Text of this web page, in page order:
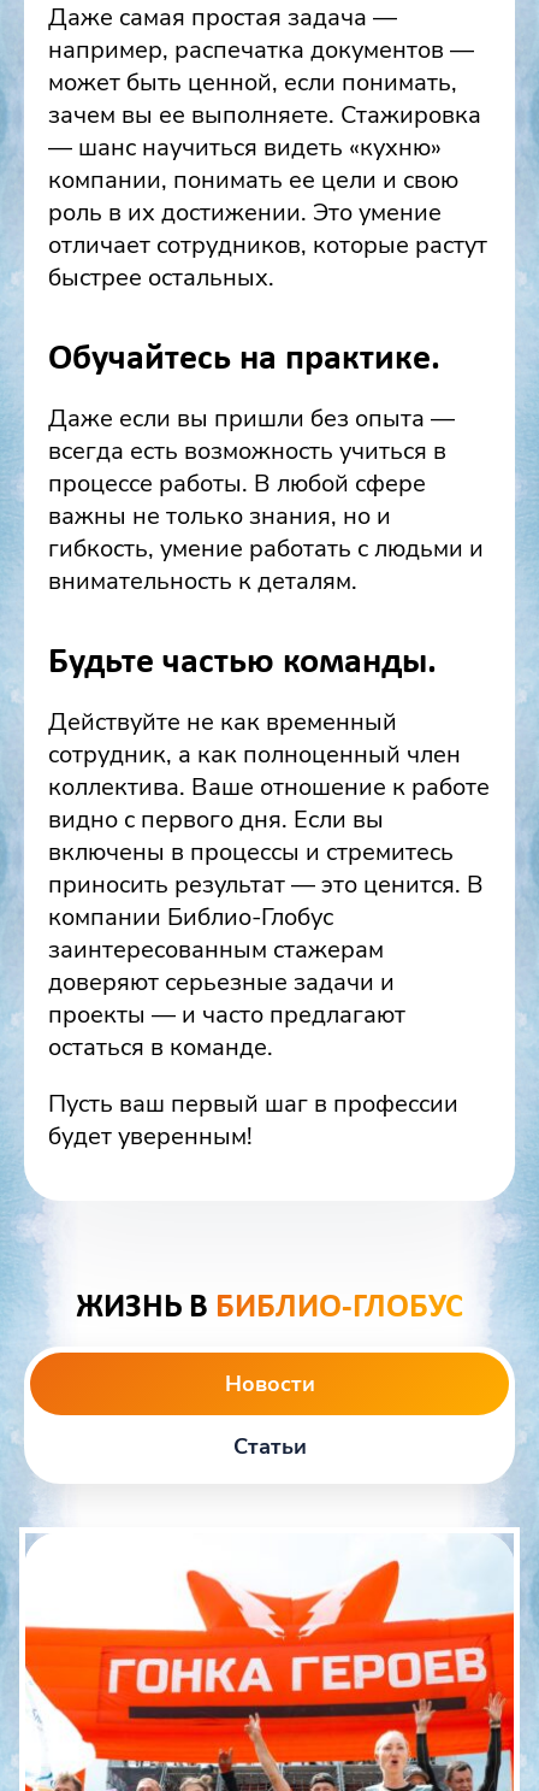
Даже самая простая задача —
например, распечатка документов —
может быть ценной, если понимать,
зачем вы ее выполняете. Стажировка
— шанс научиться видеть «кухню»
компании, понимать ее цели и свою
роль в их достижении. Это умение
отличает сотрудников, которые растут
быстрее остальных.
Обучайтесь на практике.
Даже если вы пришли без опыта —
всегда есть возможность учиться в
процессе работы. В любой сфере
важны не только знания, но и
гибкость, умение работать с людьми и
внимательность к деталям.
Будьте частью команды.
Действуйте не как временный
сотрудник, а как полноценный член
коллектива. Ваше отношение к работе
видно с первого дня. Если вы
включены в процессы и стремитесь
приносить результат — это ценится. В
компании Библио-Глобус
заинтересованным стажерам
доверяют серьезные задачи и
проекты — и часто предлагают
остаться в команде.
Пусть ваш первый шаг в профессии
будет уверенным!
ЖИЗНЬ В БИБЛИО-ГЛОБУС
Новости
Статьи